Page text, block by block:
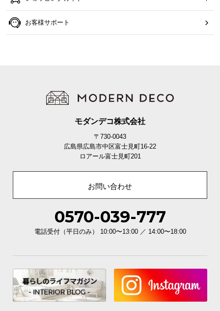
お客様サポート
モダンデコ株式会社
〒730-0043
広島県広島市中区富士見町16-22
ロアール富士見町201
お問い合わせ
0570-039-777
電話受付（平日のみ） 10:00〜13:00 ／ 14:00〜18:00